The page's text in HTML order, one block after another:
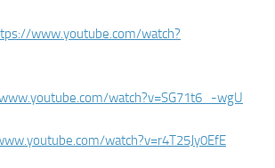
www.youtube.com/watch?
watch?v=SG71t6_-wgU
watch?v=r4T25Jy0EfE